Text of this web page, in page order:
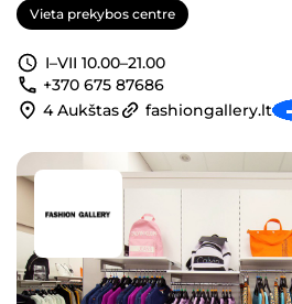
Vieta prekybos centre
I–VII 10.00–21.00
+370 675 87686
4 Aukštas
fashiongallery.lt